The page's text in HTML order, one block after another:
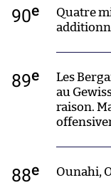
90e
Quatre
89e
Les
au
raison.
88e Ounahi,